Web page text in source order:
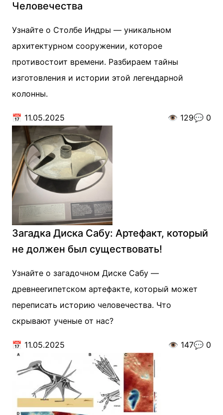
Человечества
Узнайте о Столбе Индры — уникальном
архитектурном сооружении, которое
противостоит времени. Разбираем тайны
изготовления и истории этой легендарной
колонны.
📅 11.05.2025 👁️ 129💬 0
Загадка Диска Сабу: Артефакт, который
не должен был существовать!
Узнайте о загадочном Диске Сабу —
древнеегипетском артефакте, который может
переписать историю человечества. Что
скрывают ученые от нас?
📅 11.05.2025 👁️ 147💬 0